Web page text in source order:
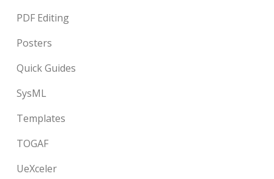
PDF Editing
Posters
Quick Guides
SysML
Templates
TOGAF
UeXceler